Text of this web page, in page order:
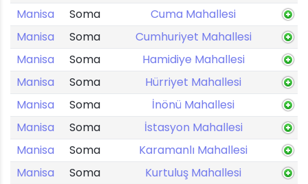
Manisa
Soma
Cuma Mahallesi
Manisa
Soma
Cumhuriyet Mahallesi
Manisa
Soma
Hamidiye Mahallesi
Manisa
Soma
Hürriyet Mahallesi
Manisa
Soma
İnönü Mahallesi
Manisa
Soma
İstasyon Mahallesi
Manisa
Soma
Karamanlı Mahallesi
Manisa
Soma
Kurtuluş Mahallesi